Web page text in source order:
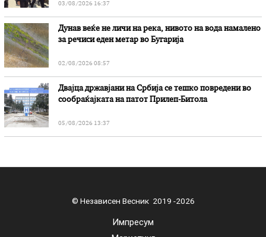
03/08/2026 16:37
Дунав веќе не личи на река, нивото на вода намалено
за речиси еден метар во Бугарија
02/08/2026 08:57
Двајца државјани на Србија се тешко повредени во
сообраќајката на патот Прилеп-Битола
05/08/2026 13:37
© Независен Весник 2019 -2026
Импресум